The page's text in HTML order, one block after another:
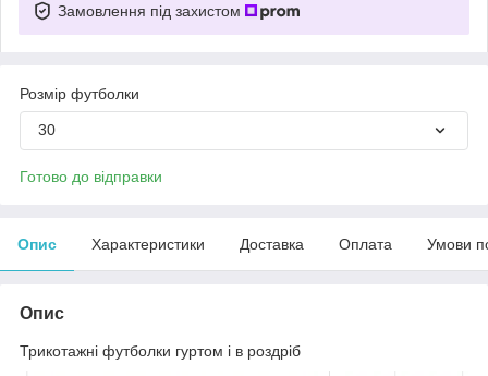
Замовлення під захистом
Розмір футболки
30
Готово до відправки
Опис Характеристики Доставка Оплата Умови
Опис
Трикотажні футболки гуртом і в роздріб